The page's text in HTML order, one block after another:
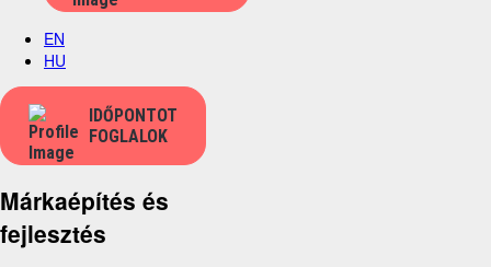
EN
HU
IDŐPONTOT
FOGLALOK
Márkaépítés és
fejlesztés